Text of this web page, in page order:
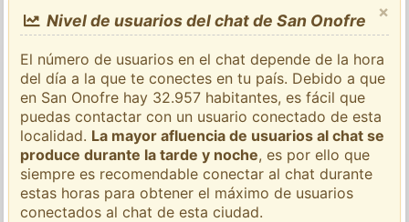
×
Nivel de usuarios del chat de San Onofre
El número de usuarios en el chat depende de la hora
del día a la que te conectes en tu país. Debido a que
en San Onofre hay 32.957 habitantes, es fácil que
puedas contactar con un usuario conectado de esta
localidad. La mayor afluencia de usuarios al chat se
produce durante la tarde y noche, es por ello que
siempre es recomendable conectar al chat durante
estas horas para obtener el máximo de usuarios
conectados al chat de esta ciudad.